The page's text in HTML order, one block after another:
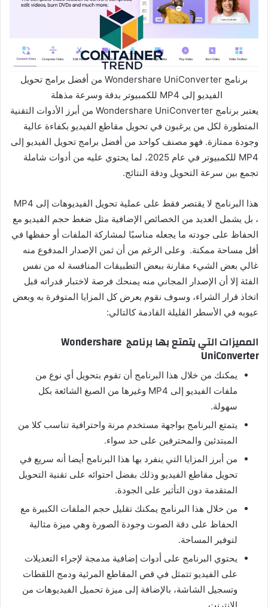
برنامج Wondershare UniConverter من أفضل برامج تحويل
الفيديو إلى MP4 للكمبيوتر بدقة وسرعة مذهلة
يعتبر برنامج Wondershare UniConverter من أبرز الأدوات التقنية
المتطورة لكل من يرغبون في تحويل مقاطع الفيديو بكفاءة عالية
وجودة ممتازة. فهو مصنف كواحد من أفضل برامج تحويل الفيديو إلى
MP4 للكمبيوتر في عام 2025، لما يحتوي عليه من أدوات شاملة
تجمع بين سرعة التحويل ودقة النتائج.
هذا البرنامج لا يقتصر فقط على عملية تحويل الفيديوهات إلى MP4
، بل يشمل العديد من الخصائص الإضافية مثل ضغط حجم الفيديو مع
الحفاظ على جودته ما يجعله مناسبًا لمشاركة الملفات أو حفظها في
أقل مساحة ممكنة. وعلى الرغم من أن ثمن الإصدار المدفوع منه
غالي بعض الشيء مقارنة ببعض التطبيقات المنافسة له من نفس
الفئة إلا أن الإصدار المجاني منه يمنحك فرصة لاختبار قدراته قبل
اتخاذ قرار الشراء، وسوف نقوم بعرض كل المزايا المتوفرة به وبعض
عيوبه في الأسطر القليلة القادمة كالتالي:
المميزات التي يتمتع بها برنامج Wondershare
UniConverter
يمكنك من خلال هذا البرنامج أن تقوم بتحويل أي نوع من
ملفات الفيديو إلى MP4 وغيرها من الصيغ الشائعة بكل
سهولة.
يتمتع البرنامج بواجهة مستخدم مرنة واحترافية تناسب كلا من
المبتدئين والمحترفين على حد سواء.
من أبرز المزايا التي ينفرد بها هذا البرنامج أيضا أنه سريع في
تحويل مقاطع الفيديو وذلك بفضل احتوائه على تقنية التحويل
المتقدمة دون التأثير على الجودة.
من خلال هذا البرنامج يمكنك تقليل حجم الملفات الكبيرة مع
الحفاظ على دقة الصوت وجودة الصورة وهي ميزة مثالية
لتوفير المساحة.
يحتوي البرنامج على أدوات إضافية مدمجة لإجراء التعديلات
على الفيديو تتمثل في قص المقاطع المرئية ودمج اللقطات
وتسجيل الشاشة، بالإضافة إلى ميزة تحميل الفيديوهات من